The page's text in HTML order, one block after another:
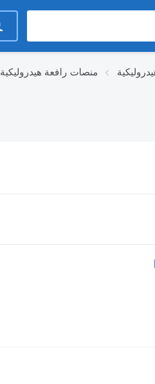
منصات رافعة هيدروليكية